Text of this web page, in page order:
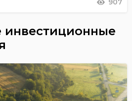
907
инвестиционные